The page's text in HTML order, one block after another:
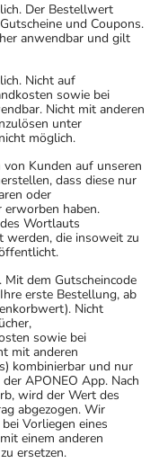
Der Bestellwert
und Coupons.
anwendbar und gilt
Nicht auf
sowie bei
Nicht mit anderen
unter
möglich.
Kunden auf unseren
dass diese nur
oder
haben.
Wortlauts
die insoweit zu
dem Gutscheincode
erste Bestellung, ab
Nicht
sowie bei
mit anderen
kombinierbar und nur
APONEO App. Nach
wird der Wert des
abgezogen. Wir
Vorliegen eines
einem anderen
ersetzen.